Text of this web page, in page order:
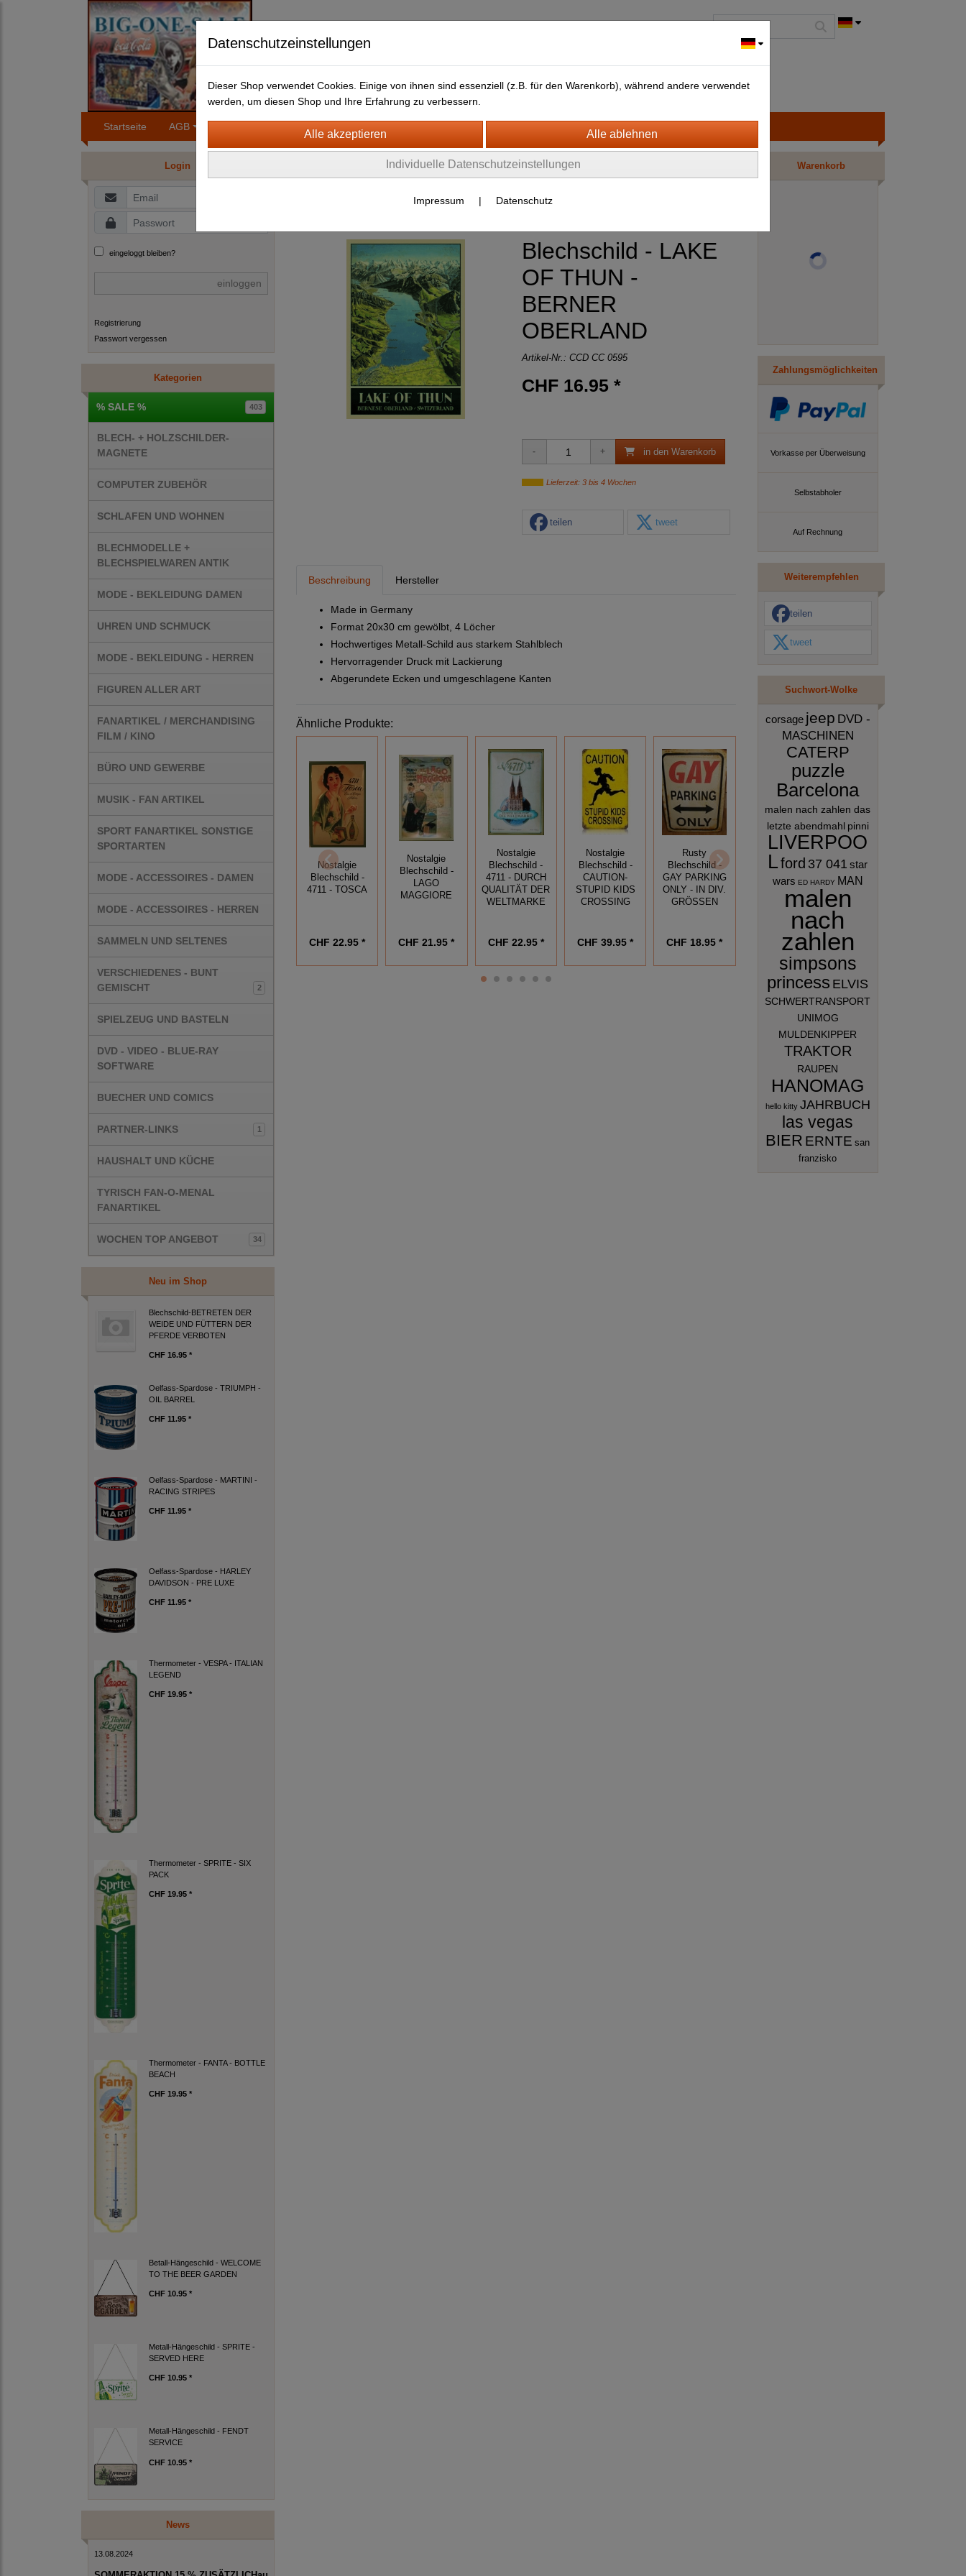
Startseite AGB Kontakt LIEFERFRISTEN ANFAHRTSWEG-GOOGLE MAP
Login
eingeloggt bleiben?
einloggen
Registrierung
Passwort vergessen
Kategorien
% SALE % 403
BLECH- + HOLZSCHILDER-
MAGNETE
COMPUTER ZUBEHÖR
SCHLAFEN UND WOHNEN
BLECHMODELLE +
BLECHSPIELWAREN ANTIK
MODE - BEKLEIDUNG DAMEN
UHREN UND SCHMUCK
MODE - BEKLEIDUNG - HERREN
FIGUREN ALLER ART
FANARTIKEL / MERCHANDISING
FILM / KINO
BÜRO UND GEWERBE
MUSIK - FAN ARTIKEL
SPORT FANARTIKEL SONSTIGE
SPORTARTEN
MODE - ACCESSOIRES - DAMEN
MODE - ACCESSOIRES - HERREN
SAMMELN UND SELTENES
VERSCHIEDENES - BUNT
GEMISCHT
2
SPIELZEUG UND BASTELN
DVD - VIDEO - BLUE-RAY
SOFTWARE
BUECHER UND COMICS
PARTNER-LINKS 1
HAUSHALT UND KÜCHE
TYRISCH FAN-O-MENAL
FANARTIKEL
WOCHEN TOP ANGEBOT 34
Neu im Shop
Blechschild-BETRETEN DER
WEIDE UND FÜTTERN DER
PFERDE VERBOTEN
CHF 16.95 *
Oelfass-Spardose - TRIUMPH -
OIL BARREL
CHF 11.95 *
Oelfass-Spardose - MARTINI -
RACING STRIPES
CHF 11.95 *
Oelfass-Spardose - HARLEY
DAVIDSON - PRE LUXE
CHF 11.95 *
Thermometer - VESPA - ITALIAN
LEGEND
CHF 19.95 *
Thermometer - SPRITE - SIX
PACK
CHF 19.95 *
Thermometer - FANTA - BOTTLE
BEACH
CHF 19.95 *
Betall-Hängeschild - WELCOME
TO THE BEER GARDEN
CHF 10.95 *
Metall-Hängeschild - SPRITE -
SERVED HERE
CHF 10.95 *
Metall-Hängeschild - FENDT
SERVICE
CHF 10.95 *
News
13.08.2024
BLECH- + HOLZSCHILDER-MAGNETE
BLECHSCHILDER CA. 20 X 30 CM
Blechschild - LAKE
OF THUN -
BERNER
OBERLAND
Artikel-Nr.: CCD CC 0595
CHF 16.95 *
in den Warenkorb
Lieferzeit: 3 bis 4 Wochen
teilen tweet
Beschreibung Hersteller
Made in Germany
Format 20x30 cm gewölbt, 4 Löcher
Hochwertiges Metall-Schild aus starkem Stahlblech
Hervorragender Druck mit Lackierung
Abgerundete Ecken und umgeschlagene Kanten
Ähnliche Produkte:
Nostalgie
Blechschild -
4711 - TOSCA
CHF 22.95 *
Nostalgie
Blechschild -
LAGO
MAGGIORE
CHF 21.95 *
Nostalgie
Blechschild -
4711 - DURCH
QUALITÄT DER
WELTMARKE
CHF 22.95 *
Nostalgie
Blechschild -
CAUTION-
STUPID KIDS
CROSSING
CHF 39.95 *
Rusty
Blechschild -
GAY PARKING
ONLY - IN DIV.
GRÖSSEN
CHF 18.95 *
Nostalgie
Blechschild -
ST. MORITZ -
SKI HASE
CHF 22.95 *
Nostalgie
Blechschild -
ORIGINAL
NÄHMASCHINEN
CHF 22.95 *
Warenkorb
Zahlungsmöglichkeiten
Vorkasse per Überweisung
Selbstabholer
Auf Rechnung
Weiterempfehlen
teilen
tweet
Suchwort-Wolke
corsage jeep DVD -
MASCHINEN
CATERP
puzzle
Barcelona
malen nach zahlen das
letzte abendmahl pinni
LIVERPOO
Lford 37 041 star
wars ED HARDY MAN
malen
nach
zahlen
simpsons
princess ELVIS
SCHWERTRANSPORT
UNIMOG
MULDENKIPPER
TRAKTOR
RAUPEN
HANOMAG
hello kitty JAHRBUCH
las vegas
BIER ERNTE san
franzisko
Datenschutzeinstellungen
Dieser Shop verwendet Cookies. Einige von ihnen sind essenziell (z.B. für den Warenkorb), während andere verwendet
werden, um diesen Shop und Ihre Erfahrung zu verbessern.
Individuelle Datenschutzeinstellungen
Impressum | Datenschutz